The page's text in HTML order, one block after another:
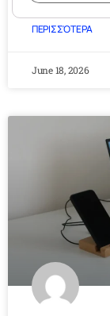
ΠΕΡΙΣΣΌΤΕΡΑ
June 18, 2026